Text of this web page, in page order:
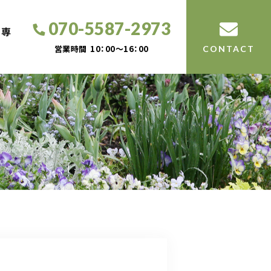
070-5587-2973
営業時間 10：00～16：00 CONTACT